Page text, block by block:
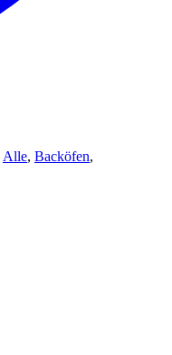
Alle, Backöfen,